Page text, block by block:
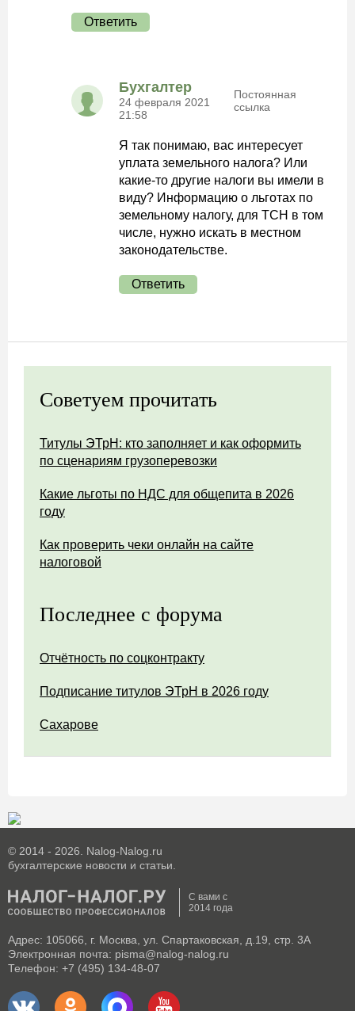
Ответить
Бухгалтер
24 февраля 2021
21:58
Постоянная
ссылка
Я так понимаю, вас интересует
уплата земельного налога? Или
какие-то другие налоги вы имели в
виду? Информацию о льготах по
земельному налогу, для ТСН в том
числе, нужно искать в местном
законодательстве.
Ответить
Советуем прочитать
Титулы ЭТрН: кто заполняет и как оформить
по сценариям грузоперевозки
Какие льготы по НДС для общепита в 2026
году
Как проверить чеки онлайн на сайте
налоговой
Последнее с форума
Отчётность по соцконтракту
Подписание титулов ЭТрН в 2026 году
Сахарове
© 2014 - 2026. Nalog-Nalog.ru
бухгалтерские новости и статьи.
С вами с
2014 года
Адрес: 105066, г. Москва, ул. Спартаковская, д.19, стр. 3А
Электронная почта: pisma@nalog-nalog.ru
Телефон: +7 (495) 134-48-07